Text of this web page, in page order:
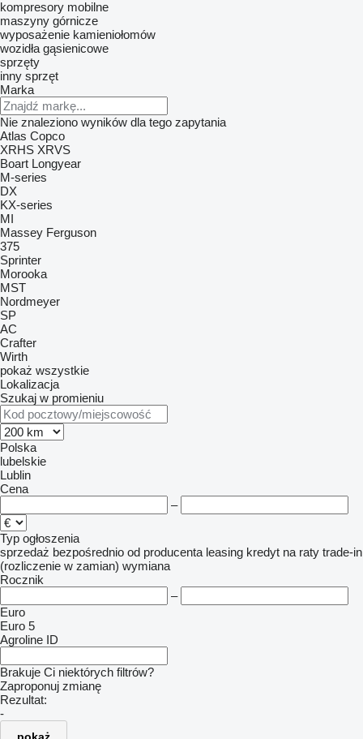
kompresory mobilne
maszyny górnicze
wyposażenie kamieniołomów
wozidła gąsienicowe
sprzęty
inny sprzęt
Marka
Nie znaleziono wyników dla tego zapytania
Atlas Copco
XRHS XRVS
Boart Longyear
M-series
DX
KX-series
MI
Massey Ferguson
375
Sprinter
Morooka
MST
Nordmeyer
SP
AC
Crafter
Wirth
pokaż wszystkie
Lokalizacja
Szukaj w promieniu
Polska
lubelskie
Lublin
Cena
–
Typ ogłoszenia
sprzedaż bezpośrednio od producenta leasing kredyt na raty trade-in
(rozliczenie w zamian) wymiana
Rocznik
–
Euro
Euro 5
Agroline ID
Brakuje Ci niektórych filtrów?
Zaproponuj zmianę
Rezultat:
-